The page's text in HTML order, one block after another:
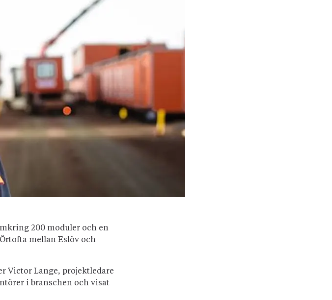
200 moduler och en
mellan Eslöv och
Victor Lange, projektledare
i branschen och visat